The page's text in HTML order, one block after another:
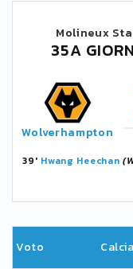
Molineux
35A
Wolverhampton
39' Hwang Heechan
Voto